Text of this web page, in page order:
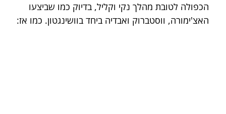
הכפולה לטובת מהלך נקי וקליל, בדיוק כמו שביצעו
האצ'ימורה, ווסטברוק ואבדיה ביחד בוושינגטון. כמו אז: